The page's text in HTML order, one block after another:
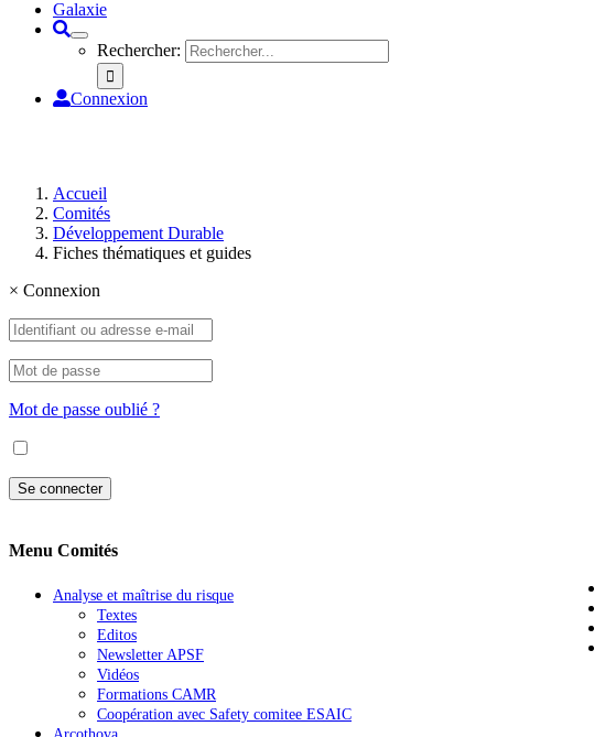
Galaxie
Rechercher:
Connexion
Accueil
Comités
Développement Durable
Fiches thématiques et guides
× Connexion
Mot de passe oublié ?
Menu Comités
Analyse et maîtrise du risque
Textes
Editos
Newsletter APSF
Vidéos
Formations CAMR
Coopération avec Safety comitee ESAIC